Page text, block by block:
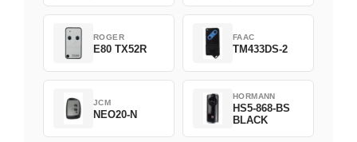
ROGER
E80 TX52R
FAAC
TM433DS-2
JCM
NEO20-N
HORMANN
HS5-868-BS
BLACK